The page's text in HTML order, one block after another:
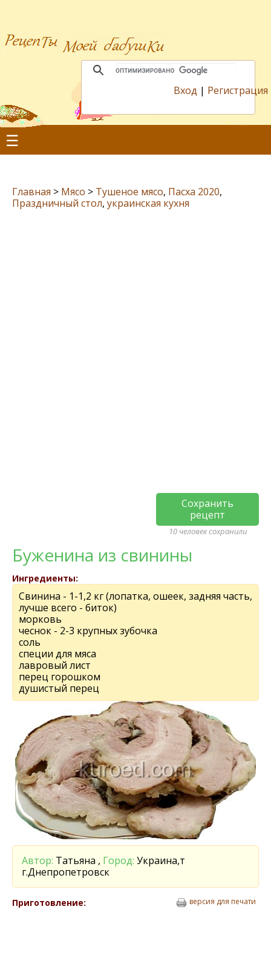
Вход | Регистрация
☰
Главная > Мясо > Тушеное мясо, Пасха 2020,
Праздничный стол, украинская кухня
Сохранить
рецепт
10 человек сохранили
Буженина из свинины
Ингредиенты:
Свинина - 1-1,2 кг (лопатка, ошеек, задняя часть,
лучше всего - биток)
морковь
чеснок - 2-3 крупных зубочка
соль
специи для мяса
лавровый лист
перец горошком
душистый перец
Автор: Татьяна , Город: Украина,т
г.Днепропетровск
Приготовление: версия для печати